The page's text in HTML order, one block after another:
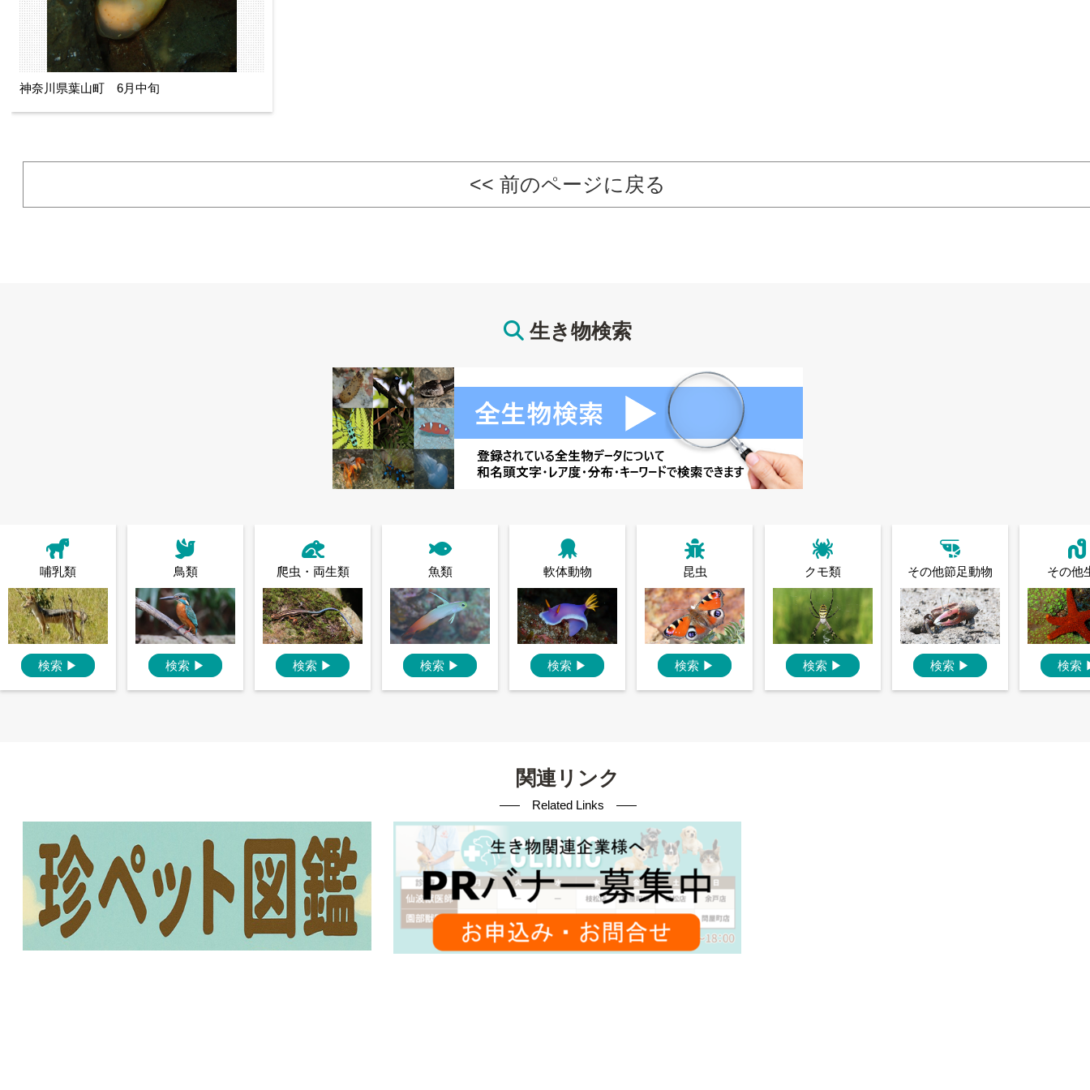
神奈川県葉山町 6月中旬
<< 前のページに戻る
生き物検索
哺乳類
検索 ▶
鳥類
検索 ▶
爬虫・両生類
検索 ▶
魚類
検索 ▶
軟体動物
検索 ▶
昆虫
検索 ▶
クモ類
検索 ▶
その他節足動物
検索 ▶
その他
検索
関連リンク
Related Links